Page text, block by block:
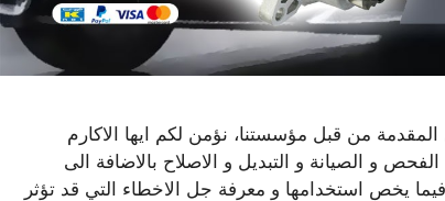
من قبل مؤسستنا، نؤمن لكم ايها الاكارم
و الصيانة و التبديل و الاصلاح بالاضافة الى
يخص استخدامها و معرفة جل الاخطاء التي قد تؤثر